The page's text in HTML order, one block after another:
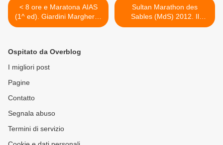
< 8 ore e Maratona AIAS
(1^ ed). Giardini Margherita
di Bologna: un parco di
Sultan Marathon des
Sables (MdS) 2012. Il
resoconto della 3^ tappa.
Ospitato da Overblog
I migliori post
Pagine
Contatto
Segnala abuso
Termini di servizio